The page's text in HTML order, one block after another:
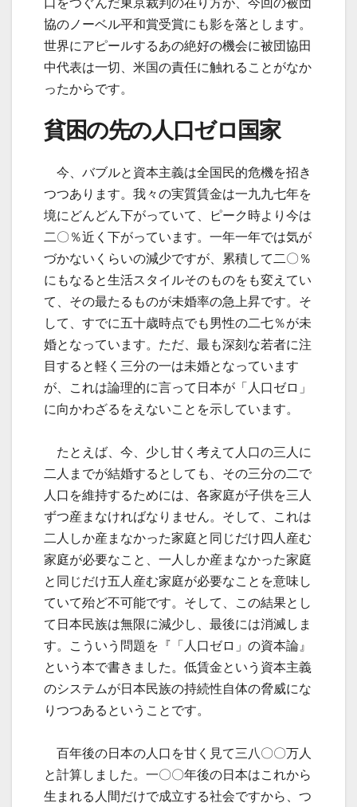
協のノーベル平和賞受賞にも影を落とします。
世界にアピールするあの絶好の機会に被団協田
中代表は一切、米国の責任に触れることがなか
ったからです。
貧困の先の人口ゼロ国家
今、バブルと資本主義は全国民的危機を招き
つつあります。我々の実質賃金は一九九七年を
境にどんどん下がっていて、ピーク時より今は
二〇％近く下がっています。一年一年では気が
づかないくらいの減少ですが、累積して二〇％
にもなると生活スタイルそのものをも変えてい
て、その最たるものが未婚率の急上昇です。そ
して、すでに五十歳時点でも男性の二七％が未
婚となっています。ただ、最も深刻な若者に注
目すると軽く三分の一は未婚となっています
が、これは論理的に言って日本が「人口ゼロ」
に向かわざるをえないことを示しています。
たとえば、今、少し甘く考えて人口の三人に
二人までが結婚するとしても、その三分の二で
人口を維持するためには、各家庭が子供を三人
ずつ産まなければなりません。そして、これは
二人しか産まなかった家庭と同じだけ四人産む
家庭が必要なこと、一人しか産まなかった家庭
と同じだけ五人産む家庭が必要なことを意味し
ていて殆ど不可能です。そして、この結果とし
て日本民族は無限に減少し、最後には消滅しま
す。こういう問題を『「人口ゼロ」の資本論』
という本で書きました。低賃金という資本主義
のシステムが日本民族の持続性自体の脅威にな
りつつあるということです。
百年後の日本の人口を甘く見て三八〇〇万人
と計算しました。一〇〇年後の日本はこれから
生まれる人間だけで成立する社会ですから、つ